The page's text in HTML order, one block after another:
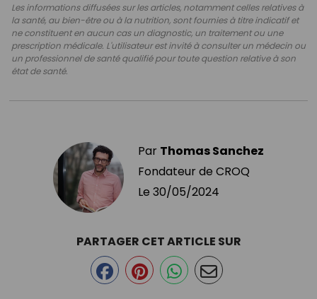
Les informations diffusées sur les articles, notamment celles relatives à
la santé, au bien-être ou à la nutrition, sont fournies à titre indicatif et
ne constituent en aucun cas un diagnostic, un traitement ou une
prescription médicale. L'utilisateur est invité à consulter un médecin ou
un professionnel de santé qualifié pour toute question relative à son
état de santé.
Par Thomas Sanchez
Fondateur de CROQ
Le 30/05/2024
PARTAGER CET ARTICLE SUR